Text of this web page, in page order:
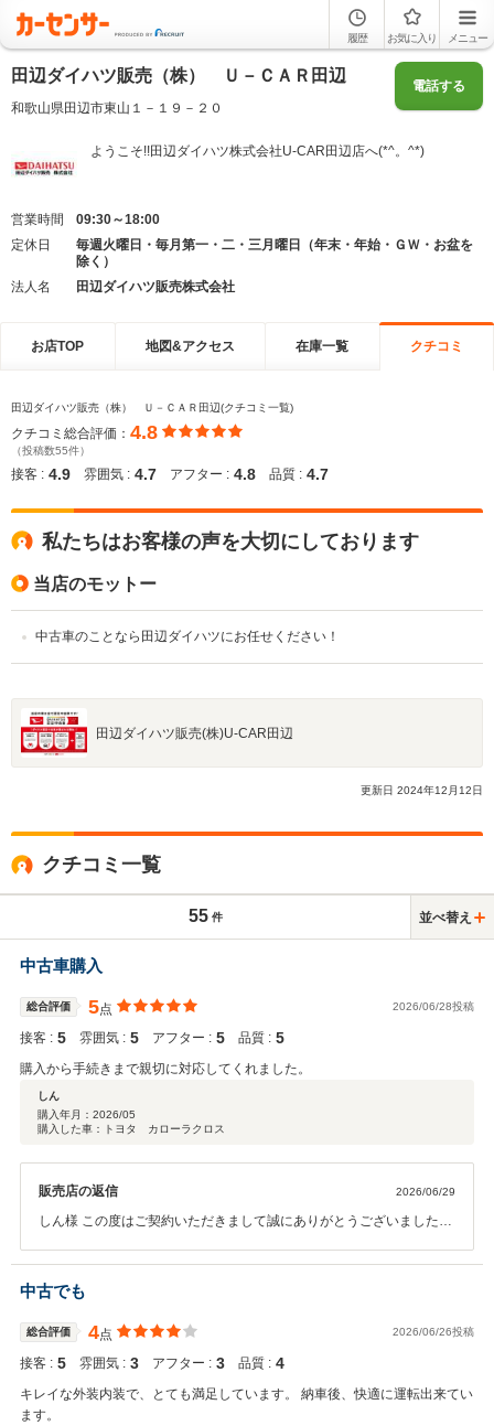
履歴 お気に入り メニュー
田辺ダイハツ販売（株） Ｕ－ＣＡＲ田辺
和歌山県田辺市東山１－１９－２０
電話する
ようこそ!!田辺ダイハツ株式会社U-CAR田辺店へ(*^。^*)
営業時間
09:30～18:00
定休日
毎週火曜日・毎月第一・二・三月曜日（年末・年始・ＧＷ・お盆を
除く）
法人名
田辺ダイハツ販売株式会社
お店TOP 地図&アクセス 在庫一覧 クチコミ
田辺ダイハツ販売（株） Ｕ－ＣＡＲ田辺(クチコミ一覧)
クチコミ総合評価： 4.8
（投稿数55件）
接客 : 4.9 雰囲気 : 4.7 アフター : 4.8 品質 : 4.7
私たちはお客様の声を大切にしております
当店のモットー
中古車のことなら田辺ダイハツにお任せください！
田辺ダイハツ販売(株)U-CAR田辺
更新日 2024年12 月 12日
クチコミ一覧
55 件 並べ替え
中古車購入
総合評価 5点 2026/06/28投稿
接客 : 5 雰囲気 : 5 アフター : 5 品質 : 5
購入から手続きまで親切に対応してくれました。
しん
購入年月： 2026/05
購入した車：トヨタ カローラクロス
販売店の返信 2026/06/29
しん様 この度はご契約いただきまして誠にありがとうございました。
ております。何かお困りの際はぜひお気軽にお立ち寄りください。今
後とも、どうぞ宜しくお願い致します。
中古でも
総合評価 4点 2026/06/26投稿
接客 : 5 雰囲気 : 3 アフター : 3 品質 : 4
キレイな外装内装で、とても満足しています。 納車後、快適に運転出来てい
ます。